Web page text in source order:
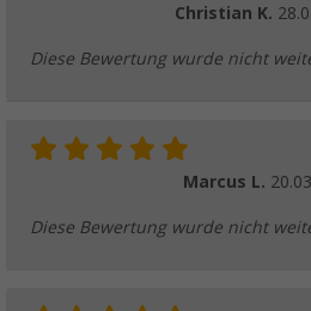
Christian K.
Diese Bewertung wurde nicht
Marcus L.
Diese Bewertung wurde nicht